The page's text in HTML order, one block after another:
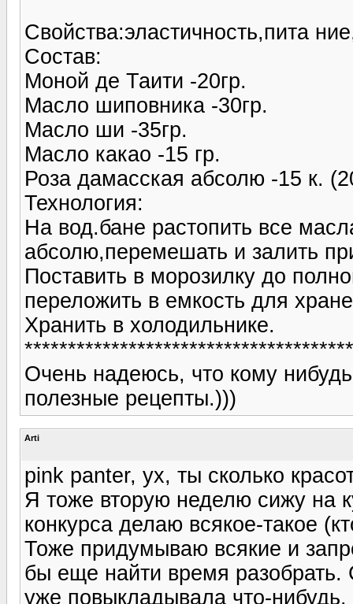
Свойства:эластичность,пита
Состав:
Моной де Таити -20гр.
Масло шиповника -30гр.
Масло ши -35гр.
Масло какао -15 гр.
Роза дамасская абсолю -15 к.
Технология:
На вод.бане растопить все
абсолю,перемешать и залить
Поставить в морозилку до
переложить в емкость для
Хранить в холодильнике.
Очень надеюсь, что кому
полезные рецепты.)))
Arti
pink panter, ух, ты сколько
Я тоже вторую неделю сижу на
конкурса делаю всякое-такое
Тоже придумываю всякие и
бы еще найти время
уже повыкладывала что-